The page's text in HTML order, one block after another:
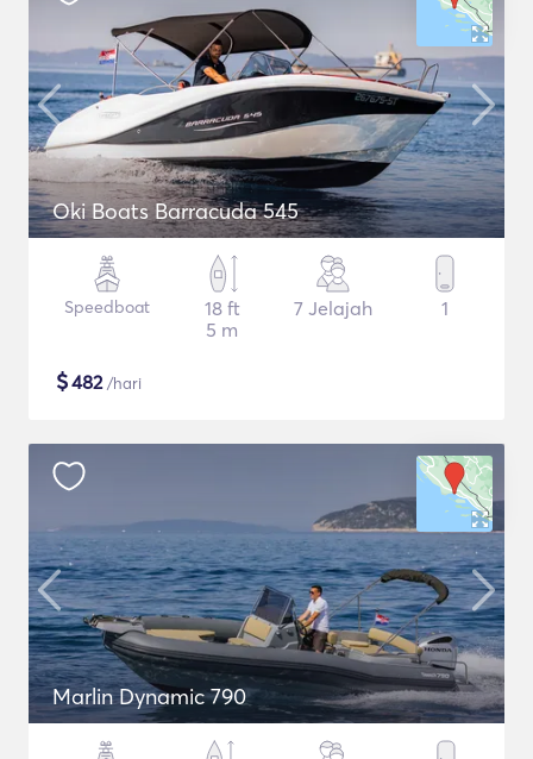
Oki Boats Barracuda 545
Speedboat
18 ft
5 m
7 Jelajah 1
$482/hari
Marlin Dynamic 790